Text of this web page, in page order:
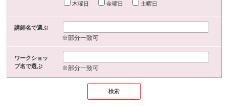
木曜日
金曜日 土曜日
講師名で選ぶ
※部分一致可
ワークショッ
プ名で選ぶ
※部分一致可